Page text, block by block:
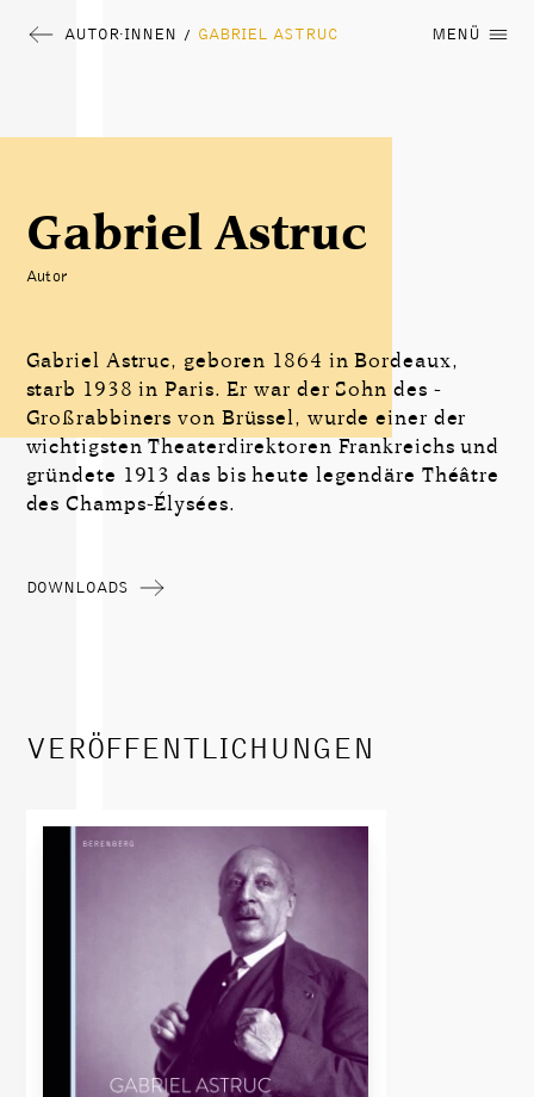
AUTOR∙INNEN / GABRIEL ASTRUC MENÜ
Gabriel Astruc
Autor
DOWNLOADS
Gabriel Astruc, geboren 1864 in Bordeaux,
starb 1938 in Paris. Er war der Sohn des ­
Großrabbiners von Brüssel, wurde einer der
wichtigsten Theaterdirektoren Frankreichs und
­gründete 1913 das bis heute legendäre Théâtre
des Champs-Élysées.
VERÖFFENTLICHUNGEN